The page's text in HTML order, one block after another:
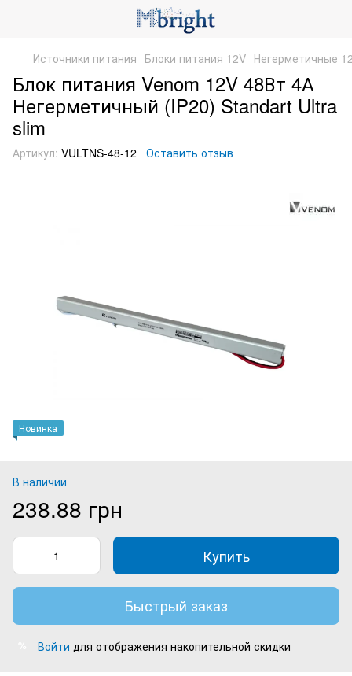
Источники питания Блоки питания 12V Негерметичные
Блок питания Venom 12V 48Вт 4А
Негерметичный (IP20) Standart Ultra
slim
Артикул: VULTNS-48-12 Оставить отзыв
Новинка
В наличии
238.88 грн
Купить
Быстрый заказ
Войти для отображения накопительной скидки